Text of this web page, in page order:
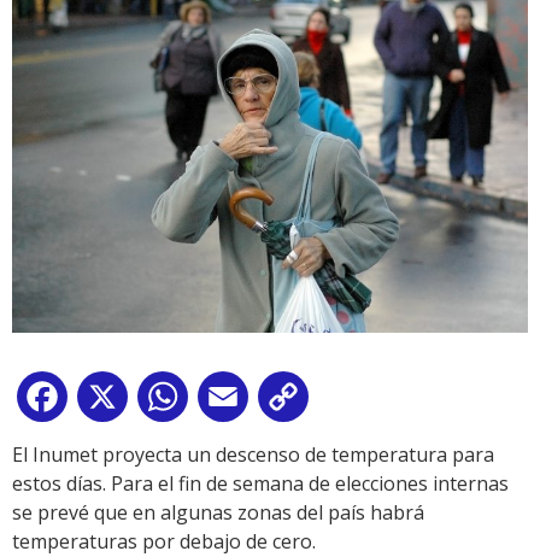
Facebook
X WhatsApp
Email
Link
El Inumet proyecta un descenso de temperatura para
estos días. Para el fin de semana de elecciones internas
se prevé que en algunas zonas del país habrá
temperaturas por debajo de cero.